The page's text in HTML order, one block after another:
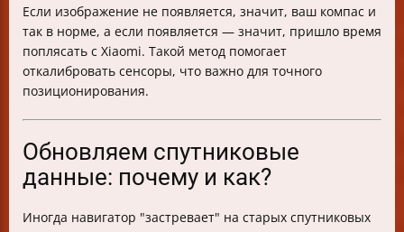
Если изображение не появляется, значит, ваш компас и
так в норме, а если появляется — значит, пришло время
поплясать с Xiaomi. Такой метод помогает
откалибровать сенсоры, что важно для точного
позиционирования.
Обновляем спутниковые
данные: почему и как?
Иногда навигатор "застревает" на старых спутниковых